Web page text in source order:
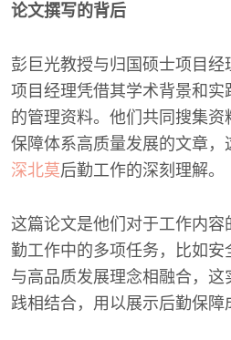
论文撰写的背后
彭巨光教授与归国硕士项目经
项目经理凭借其学术背景和
的管理资料。他们共同搜集资
保障体系高质量发展的文章
深北莫后勤工作的深刻理解。
这篇论文是他们对于工作内
勤工作中的多项任务，比如安
与高品质发展理念相融合，
践相结合，用以展示后勤保障